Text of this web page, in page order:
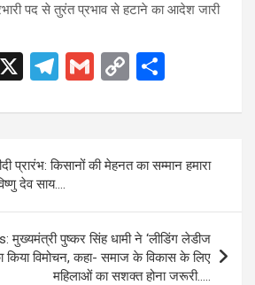
पद से तुरंत प्रभाव से हटाने का आदेश जारी
X
T
e
gr
a
m
G
ail
C
py
n
k
ar
प्रारंभ: किसानों की मेहनत का सम्मान हमारा
देव साय….
पुष्कर सिंह धामी ने ‘लीडिंग लेडीज
किया विमोचन, कहा- समाज के विकास के लिए
महिलाओं का सशक्त होना जरूरी…..